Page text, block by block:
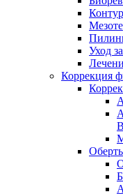
Уход
Коррекция